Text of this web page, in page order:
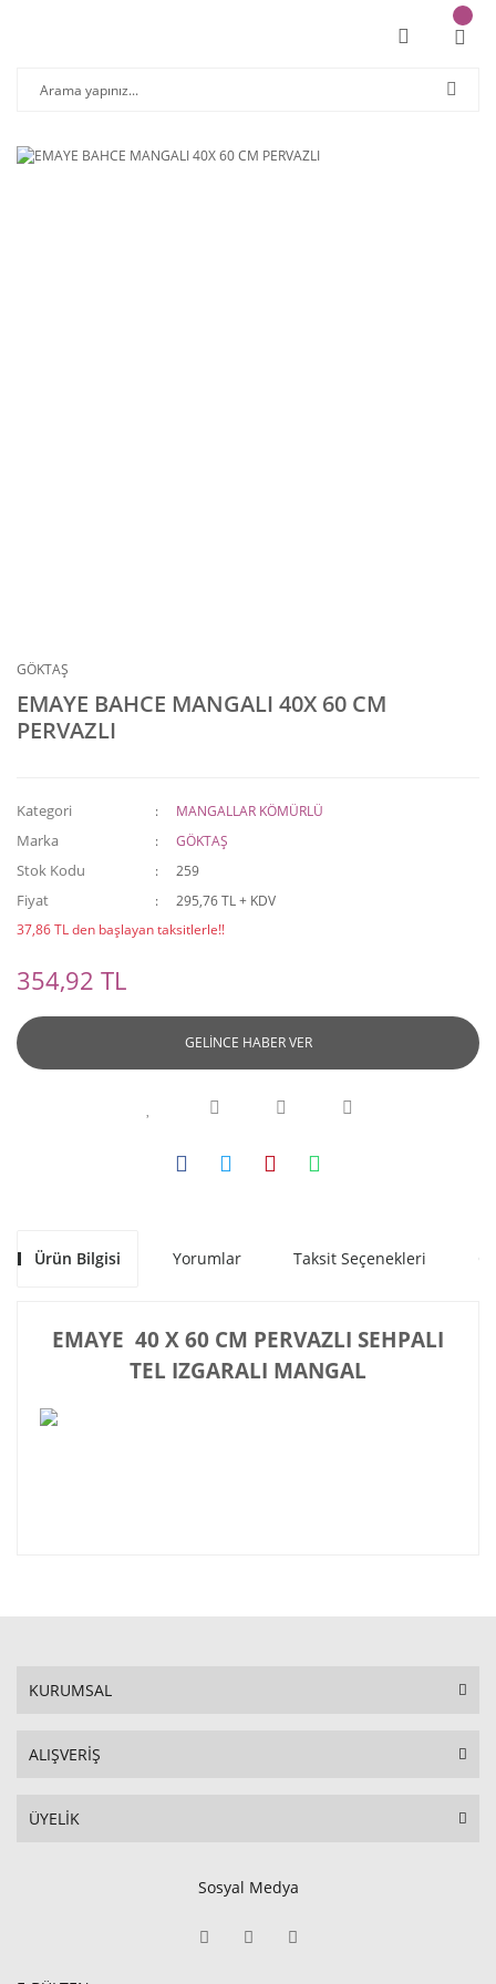
GÖKTAŞ
EMAYE BAHCE MANGALI 40X 60 CM
PERVAZLI
Kategori MANGALLAR KÖMÜRLÜ
Marka GÖKTAŞ
Stok Kodu 259
Fiyat
295,76 TL + KDV
37,86 TL den başlayan taksitlerle!!
354,92 TL
GELİNCE HABER VER
Ürün Bilgisi Yorumlar Taksit Seçenekleri
EMAYE 40 X 60 CM PERVAZLI SEHPALI
TEL IZGARALI MANGAL
KURUMSAL
ALIŞVERİŞ
ÜYELİK
Sosyal Medya